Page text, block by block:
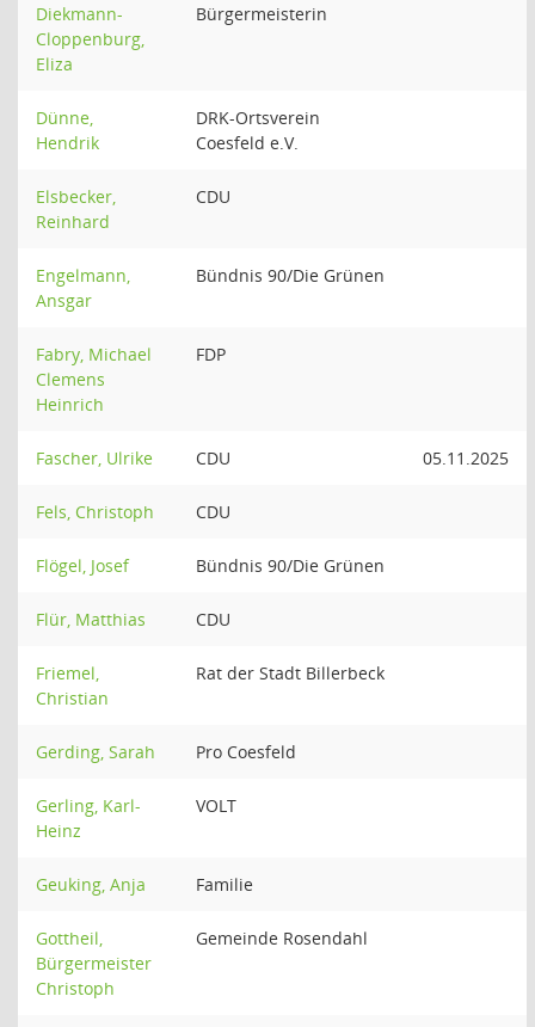
Diekmann-
Cloppenburg,
Eliza
Bürgermeisterin
Dünne,
Hendrik
DRK-Ortsverein
Coesfeld e.V.
Elsbecker,
Reinhard
CDU
Engelmann,
Ansgar
Bündnis 90/Die Grünen
Fabry, Michael
Clemens
Heinrich
FDP
Fascher, Ulrike CDU 05.11.2025
Fels, Christoph CDU
Flögel, Josef Bündnis 90/Die Grünen
Flür, Matthias CDU
Friemel,
Christian
Rat der Stadt Billerbeck
Gerding, Sarah Pro Coesfeld
Gerling, Karl-
Heinz
VOLT
Geuking, Anja Familie
Gottheil,
Bürgermeister
Christoph
Gemeinde Rosendahl